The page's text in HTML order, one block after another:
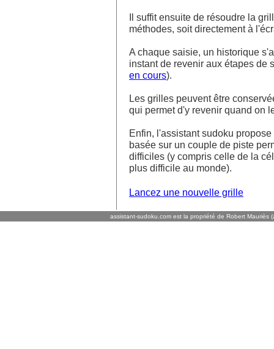
Il suffit ensuite de résoudre la
méthodes, soit directement à
A chaque saisie, un historique
instant de revenir aux étapes de
en cours).
Les grilles peuvent être
qui permet d'y revenir quand on
Enfin, l'assistant sudoku
basée sur un couple de piste
difficiles (y compris celle de la
plus difficile au monde).
Lancez une nouvelle grille
assistant-sudoku.com est la propriété de Robert Mauriès